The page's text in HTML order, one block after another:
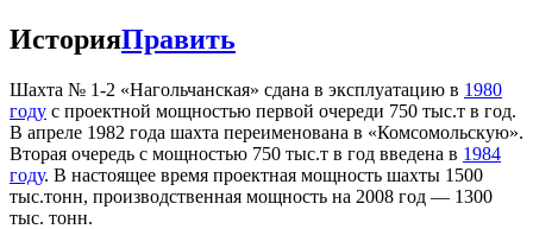
ИсторияПравить
Шахта № 1-2 «Нагольчанская» сдана в эксплуатацию в 1980
году с проектной мощностью первой очереди 750 тыс.т в год.
В апреле 1982 года шахта переименована в «Комсомольскую».
Вторая очередь с мощностью 750 тыс.т в год введена в 1984
году. В настоящее время проектная мощность шахты 1500
тыс.тонн, производственная мощность на 2008 год — 1300
тыс. тонн.